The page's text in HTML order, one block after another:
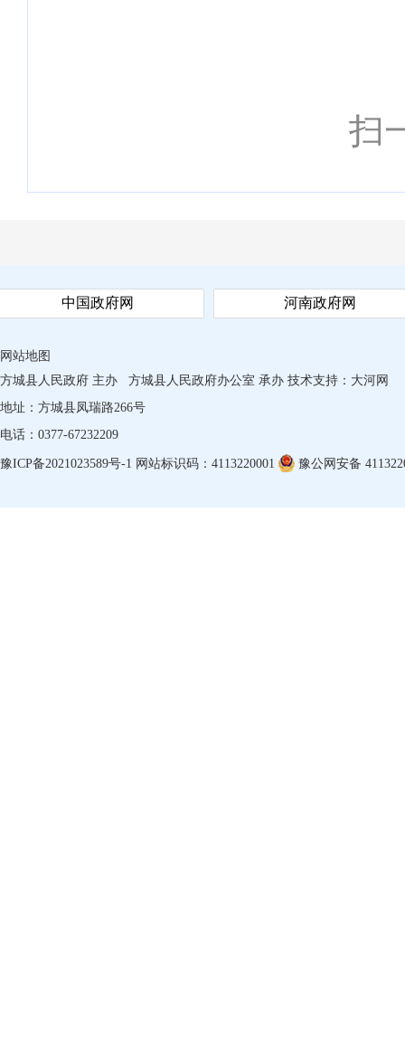
扫
中国政府网 河南政府网
网站地图
方城县人民政府 主办
方城县人民政府办公室 承办 技术支持： 大河网
地址：方城县凤瑞路266号
电话：0377-67232209
豫ICP备2021023589号-1 网站标识码：4113220001 豫公网安备